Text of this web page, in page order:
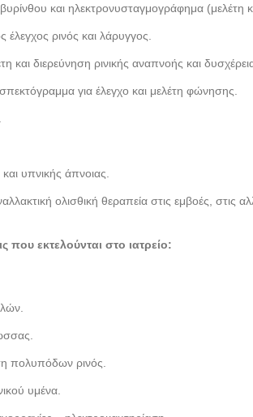
και ηλεκτρονυσταγμογράφημα (μελέτη
ρινός και λάρυγγος.
και διερεύνηση ρινικής αναπνοής και
για έλεγχο και μελέτη φώνησης.
υπνικής άπνοιας.
ολισθική θεραπεία στις εμβοές, στις
που εκτελούνται στο ιατρείο:
πολυπόδων ρινός.
υμένα.